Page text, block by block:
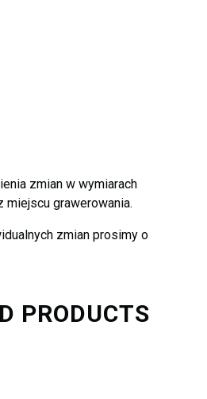
zmian w wymiarach
miejscu grawerowania.
zmian prosimy o
PRODUCTS